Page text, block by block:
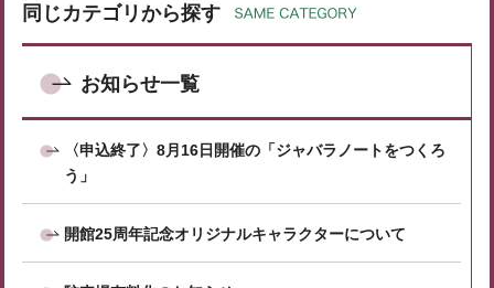
同じカテゴリから探す
お知らせ一覧
〈申込終了〉8月16日開催の「ジャバラノートをつくろ
う」
開館25周年記念オリジナルキャラクターについて